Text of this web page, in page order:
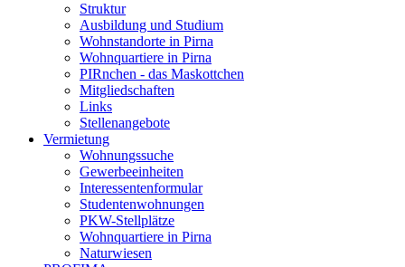
Struktur
Ausbildung und Studium
Wohnstandorte in Pirna
Wohnquartiere in Pirna
PIRnchen - das Maskottchen
Mitgliedschaften
Links
Stellenangebote
Vermietung
Wohnungssuche
Gewerbeeinheiten
Interessentenformular
Studentenwohnungen
PKW-Stellplätze
Wohnquartiere in Pirna
Naturwiesen